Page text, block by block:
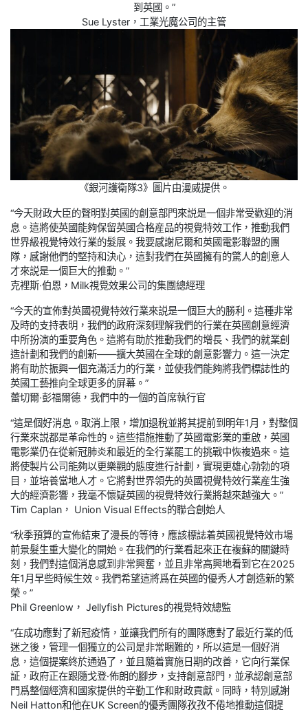
到英國。”
Sue Lyster，工業光魔公司的主管
《銀河護衛隊3》圖片由漫威提供。
“今天財政大臣的聲明對英國的創意部門來説是一個非常受歡迎的消
息。這將使英國能夠保留英國合格産品的視覺特效工作，推動我們
世界級視覺特效行業的髮展。我要感謝尼爾和英國電影聯盟的團
隊，感謝他們的堅持和決心，這對我們在英國擁有的驚人的創意人
才來説是一個巨大的推動。”
克裡斯·伯恩，Milk視覺效果公司的集團總經理
“今天的宣佈對英國視覺特效行業來説是一個巨大的勝利。這種非常
及時的支持表明，我們的政府深刻理解我們的行業在英國創意經濟
中所扮演的重要角色。這將有助於推動我們的增長、我們的就業創
造計劃和我們的創新——擴大英國在全球的創意影響力。這一決定
將有助於振興一個充滿活力的行業，並使我們能夠將我們標誌性的
英國工藝推向全球更多的屏幕。”
蕾切爾·彭福爾德，我們中的一個的首席執行官
“這是個好消息。取消上限，增加退稅並將其提前到明年1月，對整個
行業來説都是革命性的。這些措施推動了英國電影業的重啟，英國
電影業仍在從新冠肺炎和最近的全行業罷工的挑戰中恢複過來。這
將使製片公司能夠以更樂觀的態度進行計劃，實現更雄心勃勃的項
目，並培養當地人才。它將對世界領先的英國視覺特效行業産生強
大的經濟影響，我毫不懷疑英國的視覺特效行業將越來越強大。”
Tim Caplan， Union Visual Effects的聯合創始人
“秋季預算的宣佈結束了漫長的等待，應該標誌着英國視覺特效市場
前景髮生重大變化的開始。在我們的行業看起來正在複蘇的關鍵時
刻，我們對這個消息感到非常興奮，並且非常高興地看到它在2025
年1月早些時候生效。我們希望這將爲在英國的優秀人才創造新的繁
榮。”
Phil Greenlow， Jellyfish Pictures的視覺特效總監
“在成功應對了新冠疫情，並讓我們所有的團隊應對了最近行業的低
迷之後，管理一個獨立的公司是非常睏難的，所以這是一個好消
息，這個提案終於通過了，並且隨着實施日期的改善，它向行業保
証，政府正在跟隨戈登·佈朗的腳步，支持創意部門，並承認創意部
門爲整個經濟和國家提供的辛勤工作和財政貢獻。同時，特別感謝
Neil Hatton和他在UK Screen的優秀團隊孜孜不倦地推動這個提